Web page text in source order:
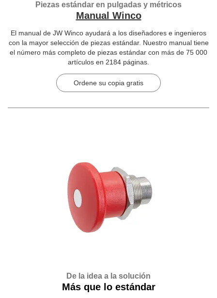
Piezas estándar en pulgadas y métricos
Manual Winco
El manual de JW Winco ayudará a los diseñadores e ingenieros
con la mayor selección de piezas estándar. Nuestro manual tiene
el número más completo de piezas estándar con más de 75 000
artículos en 2184 páginas.
Ordene su copia gratis
De la idea a la solución
Más que lo estándar